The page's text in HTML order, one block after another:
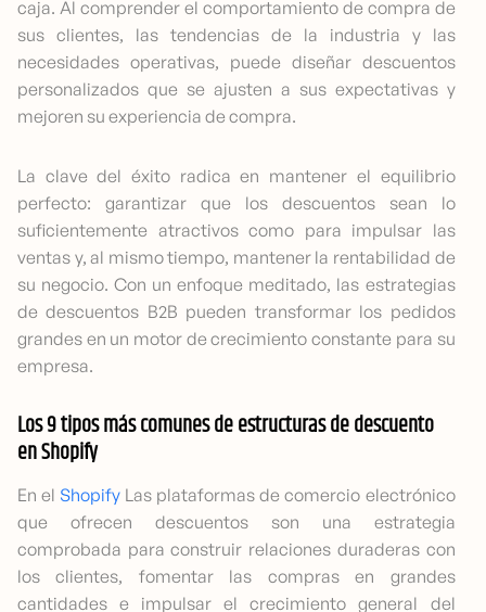
caja. Al comprender el comportamiento de compra de
sus clientes, las tendencias de la industria y las
necesidades operativas, puede diseñar descuentos
personalizados que se ajusten a sus expectativas y
mejoren su experiencia de compra.
La clave del éxito radica en mantener el equilibrio
perfecto: garantizar que los descuentos sean lo
suficientemente atractivos como para impulsar las
ventas y, al mismo tiempo, mantener la rentabilidad de
su negocio. Con un enfoque meditado, las estrategias
de descuentos B2B pueden transformar los pedidos
grandes en un motor de crecimiento constante para su
empresa.
Los 9 tipos más comunes de estructuras de descuento
en Shopify
En el Shopify Las plataformas de comercio electrónico
que ofrecen descuentos son una estrategia
comprobada para construir relaciones duraderas con
los clientes, fomentar las compras en grandes
cantidades e impulsar el crecimiento general del